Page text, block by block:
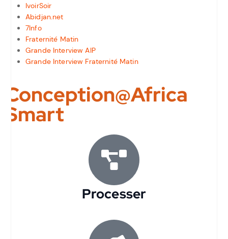
IvoirSoir
Abidjan.net
7Info
Fraternité Matin
Grande Interview AIP
Grande Interview Fraternité Matin
Conception@Africa
Smart
Processer